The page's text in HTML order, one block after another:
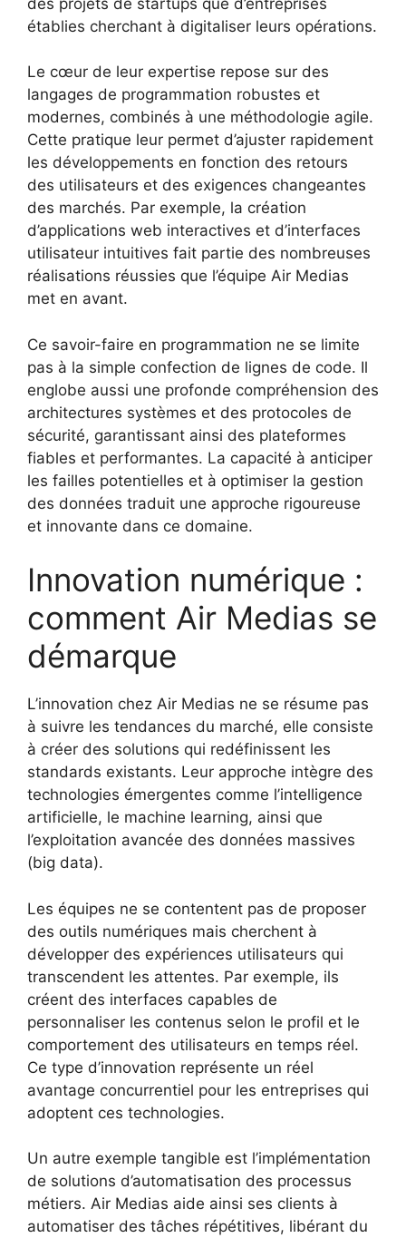
établies cherchant à digitaliser leurs opérations.
Le cœur de leur expertise repose sur des
langages de programmation robustes et
modernes, combinés à une méthodologie agile.
Cette pratique leur permet d’ajuster rapidement
les développements en fonction des retours
des utilisateurs et des exigences changeantes
des marchés. Par exemple, la création
d’applications web interactives et d’interfaces
utilisateur intuitives fait partie des nombreuses
réalisations réussies que l’équipe Air Medias
met en avant.
Ce savoir-faire en programmation ne se limite
pas à la simple confection de lignes de code. Il
englobe aussi une profonde compréhension des
architectures systèmes et des protocoles de
sécurité, garantissant ainsi des plateformes
fiables et performantes. La capacité à anticiper
les failles potentielles et à optimiser la gestion
des données traduit une approche rigoureuse
et innovante dans ce domaine.
Innovation numérique :
comment Air Medias se
démarque
L’innovation chez Air Medias ne se résume pas
à suivre les tendances du marché, elle consiste
à créer des solutions qui redéfinissent les
standards existants. Leur approche intègre des
technologies émergentes comme l’intelligence
artificielle, le machine learning, ainsi que
l’exploitation avancée des données massives
(big data).
Les équipes ne se contentent pas de proposer
des outils numériques mais cherchent à
développer des expériences utilisateurs qui
transcendent les attentes. Par exemple, ils
créent des interfaces capables de
personnaliser les contenus selon le profil et le
comportement des utilisateurs en temps réel.
Ce type d’innovation représente un réel
avantage concurrentiel pour les entreprises qui
adoptent ces technologies.
Un autre exemple tangible est l’implémentation
de solutions d’automatisation des processus
métiers. Air Medias aide ainsi ses clients à
automatiser des tâches répétitives, libérant du